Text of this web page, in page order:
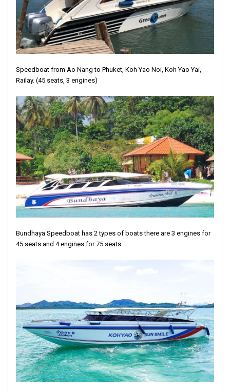
Speedboat from Ao Nang to Phuket, Koh Yao Noi, Koh Yao Yai,
Railay. (45 seats, 3 engines)
Bundhaya Speedboat has 2 types of boats there are 3 engines for
45 seats and 4 engines for 75 seats.